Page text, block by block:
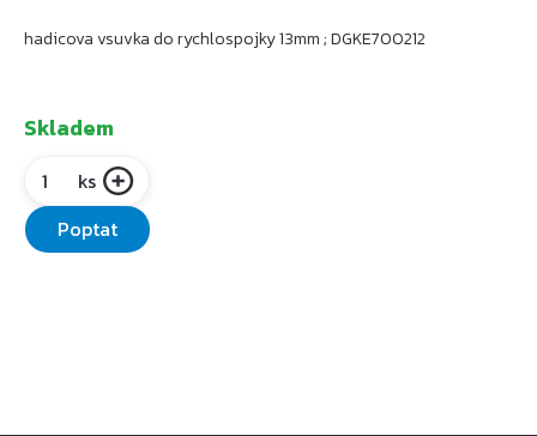
hadicova vsuvka do rychlospojky 13mm ; DGKE700212
Skladem
ks
Poptat